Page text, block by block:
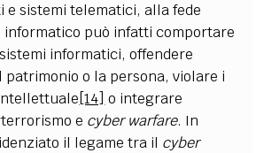
e sistemi telematici, alla fede
può infatti comportare
informatici, offendere
o la persona, violare i
[14] o integrare
e cyber warfare. In
il legame tra il cyber